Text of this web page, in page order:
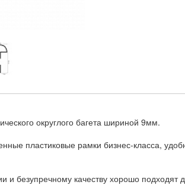
округлого багета шириной 9мм.
пластиковые рамки бизнес-класса,
и безупречному качеству хорошо подходят